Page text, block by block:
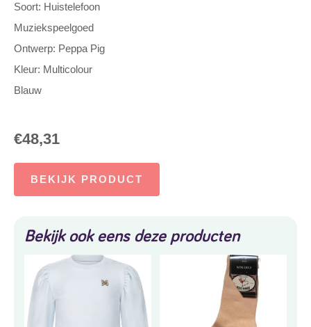
Soort: Huistelefoon
Muziekspeelgoed
Ontwerp: Peppa Pig
Kleur: Multicolour
Blauw
€48,31
BEKIJK PRODUCT
Bekijk ook eens deze producten